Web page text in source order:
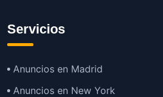
Servicios
Anuncios en Madrid
Anuncios en New York